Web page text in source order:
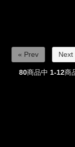
« Prev Next
80商品中 1-12商